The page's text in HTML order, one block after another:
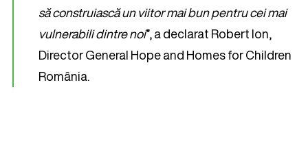
să construiască un viitor mai bun pentru cei mai
vulnerabili dintre noi”, a declarat Robert Ion,
Director General Hope and Homes for Children
România.